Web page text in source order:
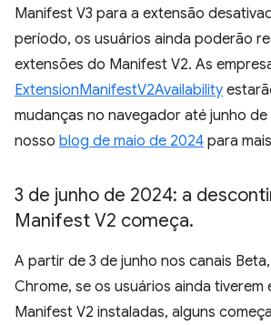
Manifest V3 para a extensão
período, os usuários ainda poderão
extensões do Manifest V2. As
ExtensionManifestV2Availability
mudanças no navegador até junho
nosso blog de maio de 2024 para
3 de junho de 2024: a
Manifest V2 começa.
A partir de 3 de junho nos canais
Chrome, se os usuários ainda tiverem
Manifest V2 instaladas, alguns